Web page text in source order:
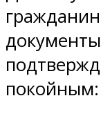
покойным: